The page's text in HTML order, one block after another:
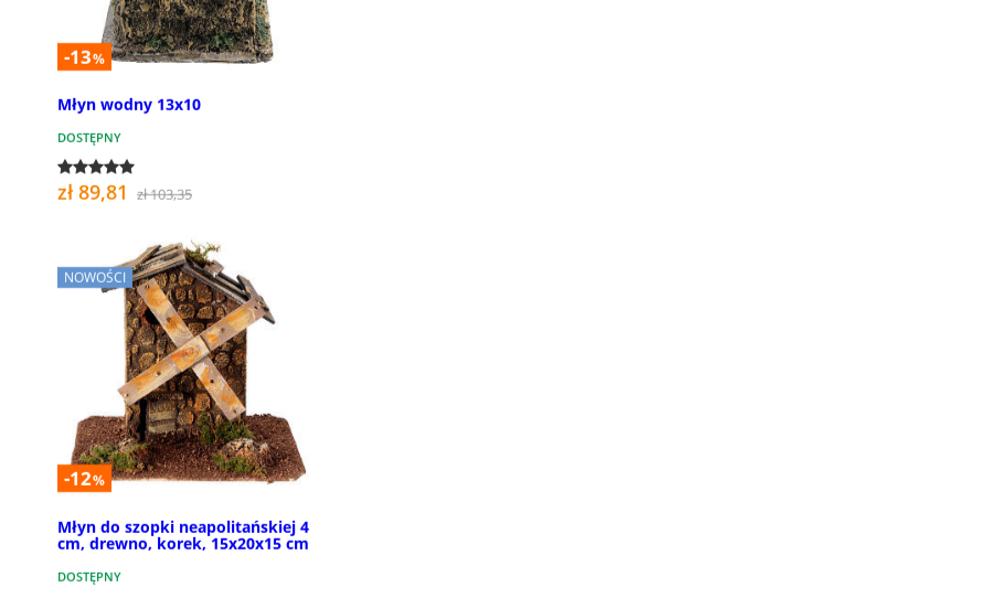
-13%
Młyn wodny 13x10
DOSTĘPNY
zł 89,81 zł 103,35
NOWOŚCI
-12%
Młyn do szopki neapolitańskiej 4
cm, drewno, korek, 15x20x15 cm
DOSTĘPNY